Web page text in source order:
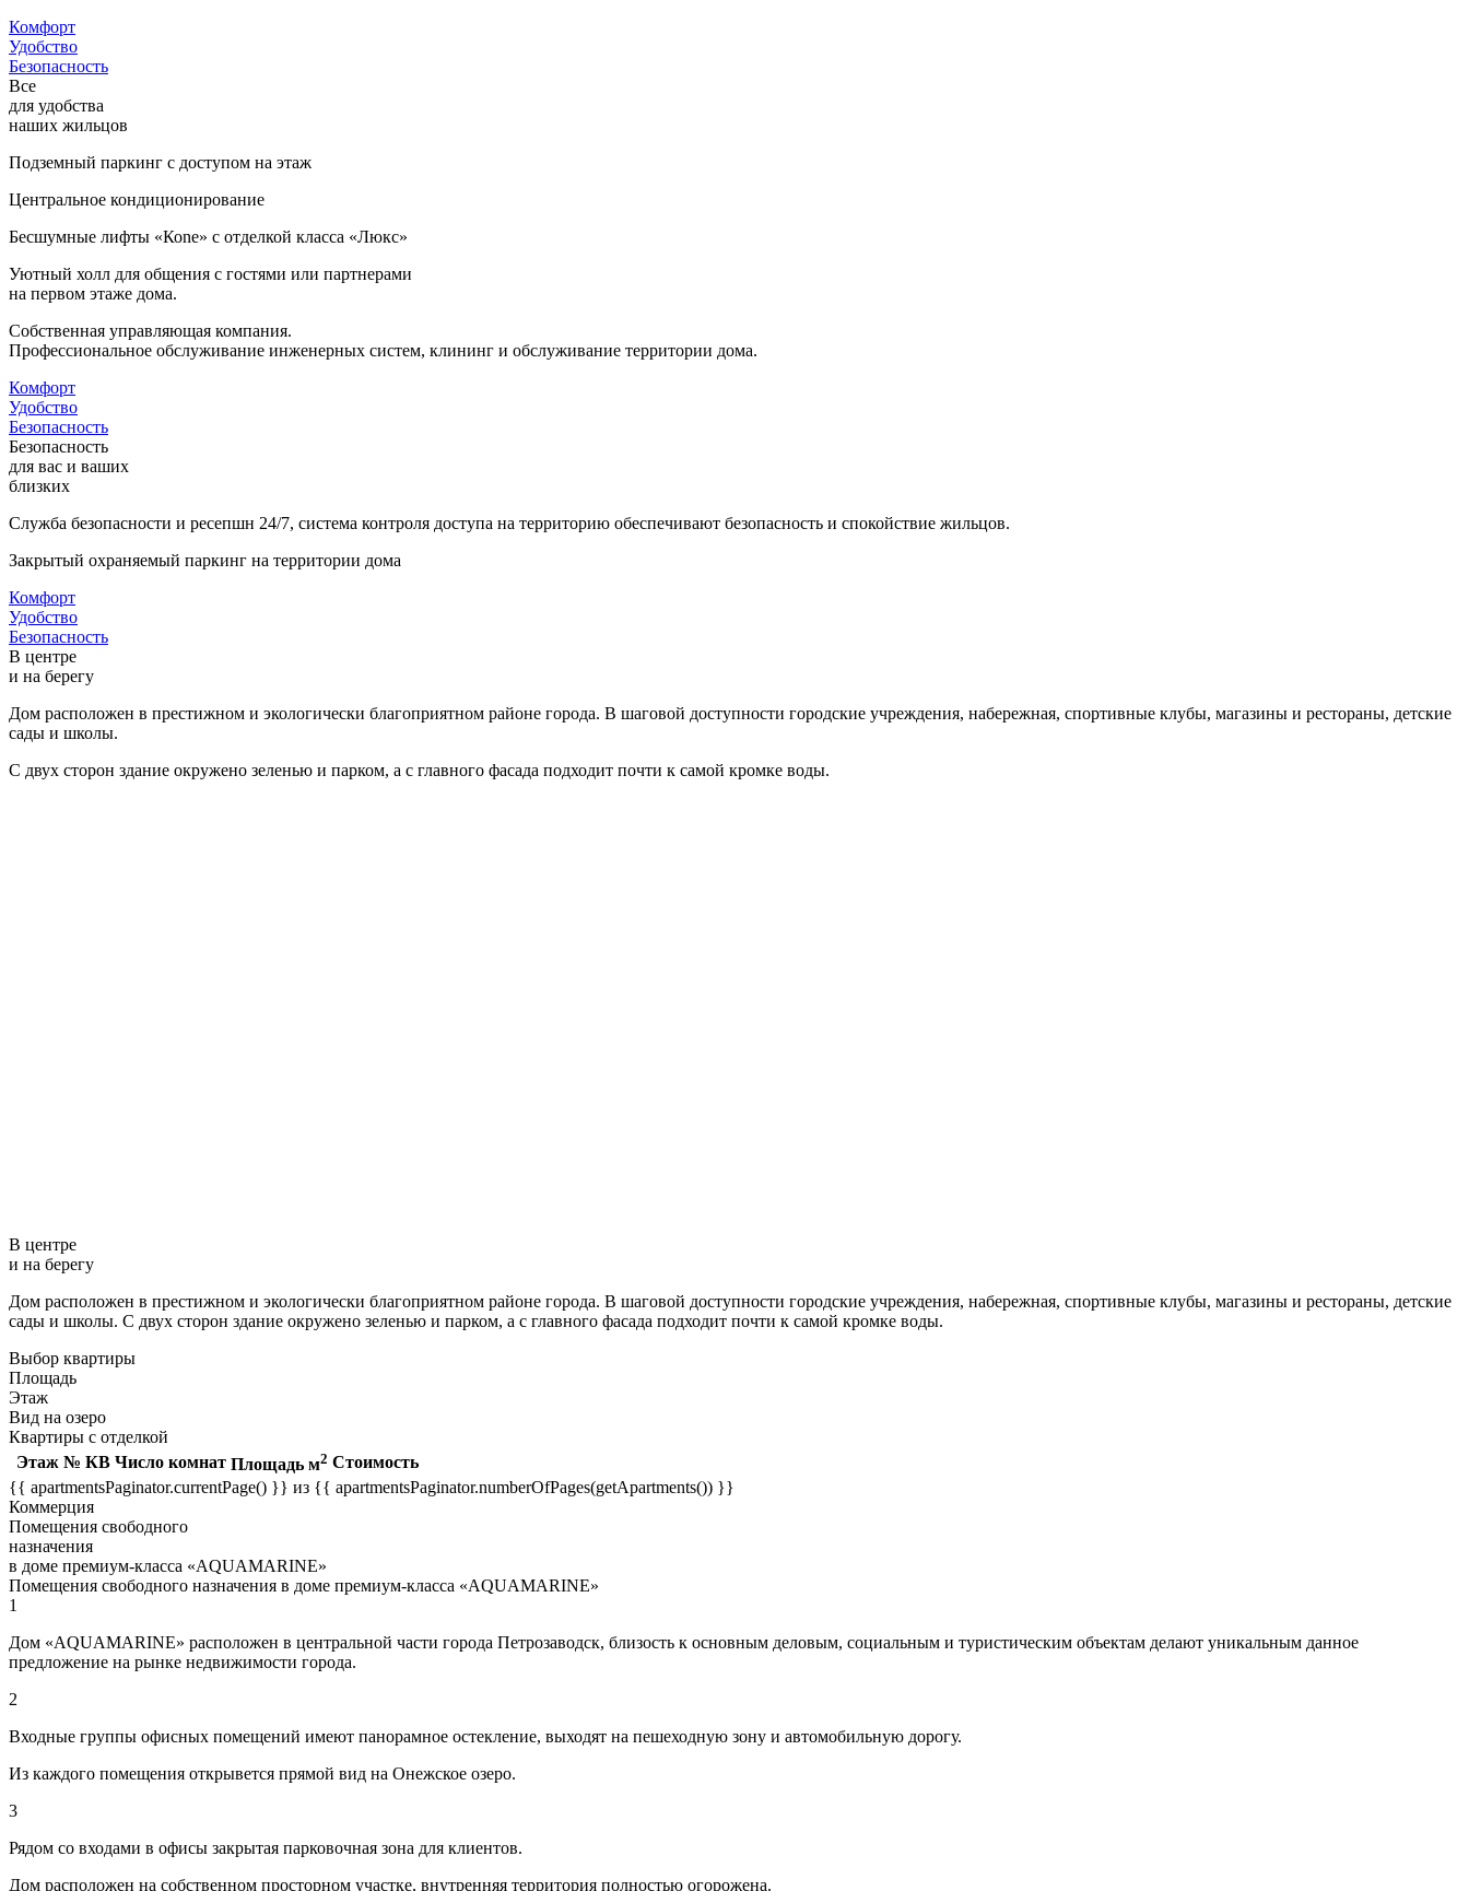
Комфорт
Удобство
Безопасность
Все
для удобства
наших жильцов
Подземный паркинг с доступом на этаж
Центральное кондиционирование
Бесшумные лифты «Коne» с отделкой класса «Люкс»
Уютный холл для общения с гостями или партнерами
на первом этаже дома.
Собственная управляющая компания.
Профессиональное обслуживание инженерных систем, клининг и обслуживание территории дома.
Комфорт
Удобство
Безопасность
Безопасность
для вас и ваших
близких
Служба безопасности и ресепшн 24/7, система контроля доступа на территорию обеспечивают безопасность и спокойствие жильцов.
Закрытый охраняемый паркинг на территории дома
Комфорт
Удобство
Безопасность
В центре
и на берегу
Дом расположен в престижном и экологически благоприятном районе города. В шаговой доступности городские учреждения, набережная, спортивные клубы, магазины и рестораны, детские
сады и школы.
С двух сторон здание окружено зеленью и парком, а с главного фасада подходит почти к самой кромке воды.
В центре
и на берегу
Дом расположен в престижном и экологически благоприятном районе города. В шаговой доступности городские учреждения, набережная, спортивные клубы, магазины и рестораны, детские
сады и школы. С двух сторон здание окружено зеленью и парком, а с главного фасада подходит почти к самой кромке воды.
Выбор квартиры
Площадь
Этаж
Вид на озеро
Квартиры с отделкой
Этаж № КВ Число комнат Площадь м2 Стоимость
{{ apartmentsPaginator.currentPage() }} из {{ apartmentsPaginator.numberOfPages(getApartments()) }}
Коммерция
Помещения свободного
назначения
в доме премиум-класса «AQUAMARINE»
Помещения свободного назначения в доме премиум-класса «AQUAMARINE»
1
Дом «AQUAMARINE» расположен в центральной части города Петрозаводск, близость к основным деловым, социальным и туристическим объектам делают уникальным данное
предложение на рынке недвижимости города.
2
Входные группы офисных помещений имеют панорамное остекление, выходят на пешеходную зону и автомобильную дорогу.
Из каждого помещения открывется прямой вид на Онежское озеро.
3
Рядом со входами в офисы закрытая парковочная зона для клиентов.
Дом расположен на собственном просторном участке, внутренняя территория полностью огорожена.